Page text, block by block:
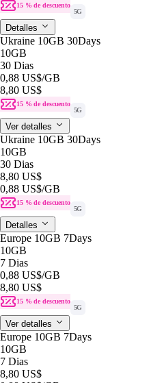
15 % de descuento
5G
Detalles
Ukraine 10GB 30Days
10GB
30 Dias
0,88 US$/GB
8,80 US$
15 % de descuento
5G
Ver detalles
Ukraine 10GB 30Days
10GB
30 Dias
8,80 US$
0,88 US$/GB
15 % de descuento
5G
Detalles
Europe 10GB 7Days
10GB
7 Dias
0,88 US$/GB
8,80 US$
15 % de descuento
5G
Ver detalles
Europe 10GB 7Days
10GB
7 Dias
8,80 US$